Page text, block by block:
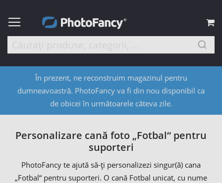
În prezent, ne reconstruim magazinul pentru
dumneavoastră. PhotoFancy va fi din nou disponibil ca
de obicei în următoarele câteva zile.
Personalizare cană foto „Fotbal“ pentru
suporteri
PhotoFancy te ajută să-ți personalizezi singur(ă) cana
„Fotbal“ pentru suporteri. O cană Fotbal unicat, cu nume